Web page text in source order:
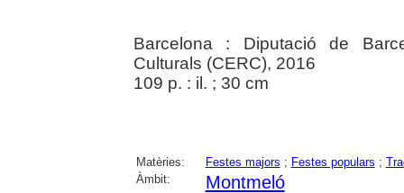
Barcelona : Diputació de
Culturals (CERC), 2016
109 p. : il. ; 30 cm
Matèries: Festes majors ; Festes populars ;
Àmbit:
Montmeló